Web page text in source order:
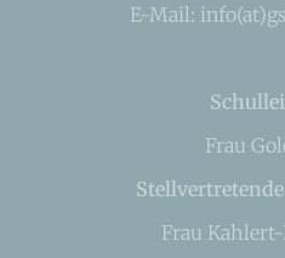
E-Mail:
Frau
Frau